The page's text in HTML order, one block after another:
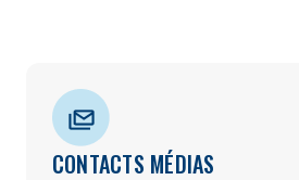
CONTACTS MÉDIAS